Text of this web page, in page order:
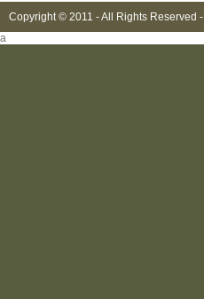
Copyright © 2011 - All Rights Reserved -
a